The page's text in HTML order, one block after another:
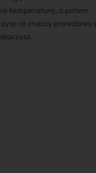
temperaturę, a potem
co znaczy prawdziwy